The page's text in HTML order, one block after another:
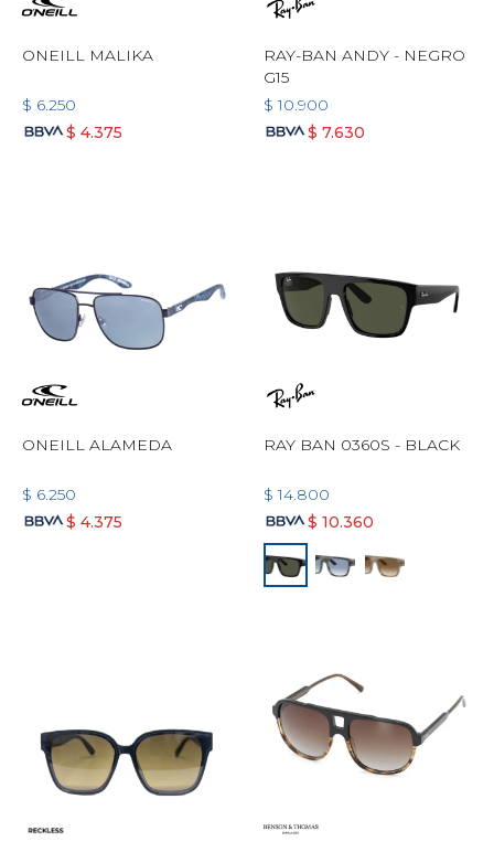
ONEILL MALIKA
$ 6.250
$ 4.375
RAY-BAN ANDY - NEGRO
G15
$ 10.900
$ 7.630
ONEILL ALAMEDA
$ 6.250
$ 4.375
RAY BAN 0360S - BLACK
$ 14.800
$ 10.360